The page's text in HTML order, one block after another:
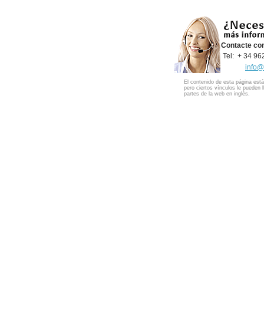
El contenido de esta página
pero ciertos vínculos le pueden
partes de la web en inglés.
Contacte
Tel: + 34